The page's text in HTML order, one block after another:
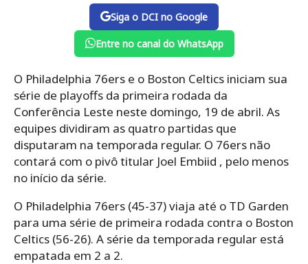
Siga o DCI no Google
Entre no canal do WhatsApp
O Philadelphia 76ers e o Boston Celtics iniciam sua
série de playoffs da primeira rodada da
Conferência Leste neste domingo, 19 de abril. As
equipes dividiram as quatro partidas que
disputaram na temporada regular. O 76ers não
contará com o pivô titular Joel Embiid , pelo menos
no início da série.
O Philadelphia 76ers (45-37) viaja até o TD Garden
para uma série de primeira rodada contra o Boston
Celtics (56-26). A série da temporada regular está
empatada em 2 a 2.